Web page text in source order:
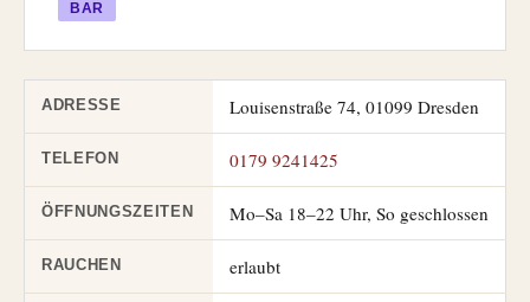
BAR
ADRESSE Louisenstraße 74, 01099 Dresden
TELEFON 0179 9241425
ÖFFNUNGSZEITEN Mo–Sa 18–22 Uhr, So geschlossen
RAUCHEN erlaubt